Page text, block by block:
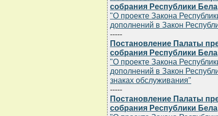
собрания Республики
"О проекте Закона
дополнений в Закон
-----
Постановление Палаты
собрания Республики
"О проекте Закона
дополнений в Закон
знаках обслуживания"
-----
Постановление Палаты
собрания Республики